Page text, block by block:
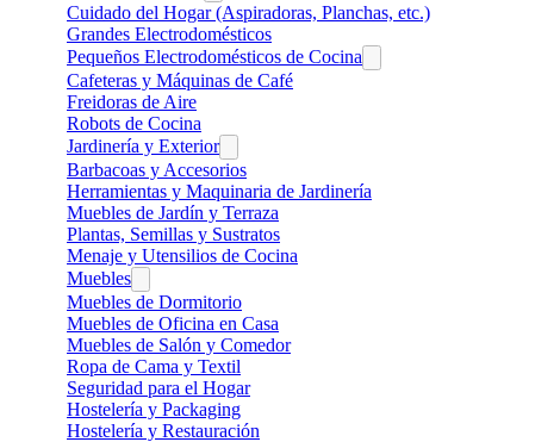
Cuidado del Hogar (Aspiradoras, Planchas, etc.)
Grandes Electrodomésticos
Pequeños Electrodomésticos de Cocina
Cafeteras y Máquinas de Café
Freidoras de Aire
Robots de Cocina
Jardinería y Exterior
Barbacoas y Accesorios
Herramientas y Maquinaria de Jardinería
Muebles de Jardín y Terraza
Plantas, Semillas y Sustratos
Menaje y Utensilios de Cocina
Muebles
Muebles de Dormitorio
Muebles de Oficina en Casa
Muebles de Salón y Comedor
Ropa de Cama y Textil
Seguridad para el Hogar
Hostelería y Packaging
Hostelería y Restauración